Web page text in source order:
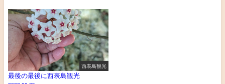
西表島観光
最後の最後に西表島観光